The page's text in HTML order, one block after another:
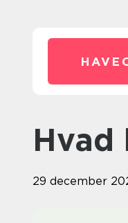
29 december